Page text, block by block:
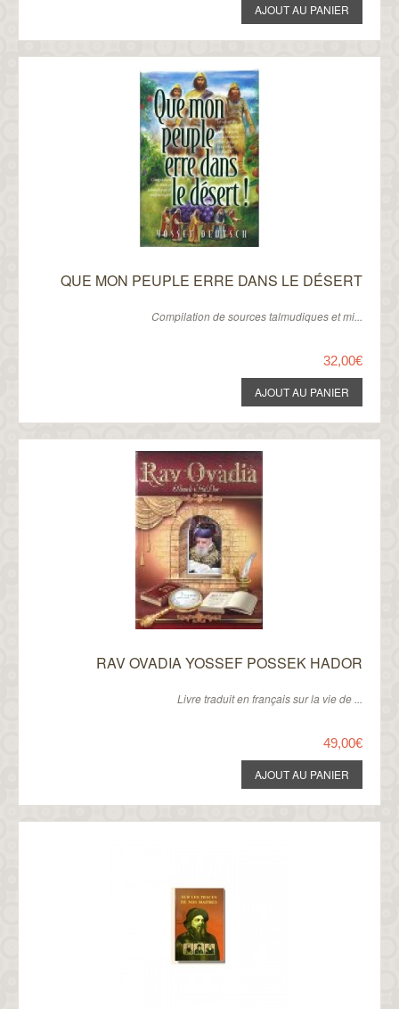
QUE MON PEUPLE ERRE DANS LE DÉSERT
Compilation de sources talmudiques et mi...
32,00€
RAV OVADIA YOSSEF POSSEK HADOR
Livre traduit en français sur la vie de ...
49,00€